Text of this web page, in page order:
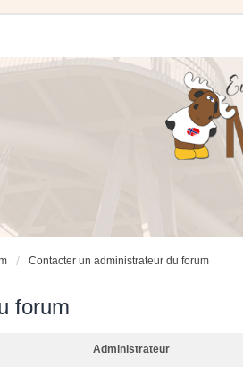
Contacter un administrateur du forum
forum
Administrateur